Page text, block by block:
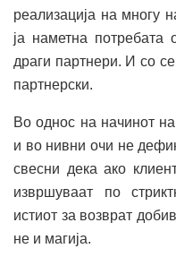
реализација на многу
ја наметна потребата
драги партнери. И со
партнерски.
Во однос на начинот
и во нивни очи не
свесни дека ако
извршуваат по
истиот за возврат
не и магија.